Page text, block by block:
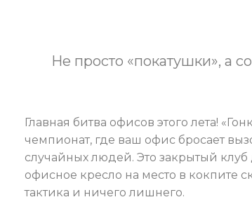
Не просто «покатушки», а
Главная битва офисов этого лета!
чемпионат, где ваш офис бросает
случайных людей. Это закрытый клуб
офисное кресло на место в кокпите
тактика и ничего лишнего.